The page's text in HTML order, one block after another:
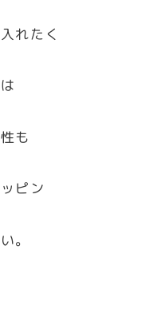
れたく
も
ピン
。